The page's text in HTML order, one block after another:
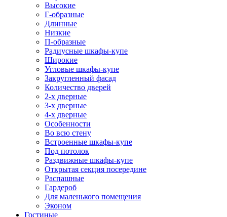
Высокие
Г-образные
Длинные
Низкие
П-образные
Радиусные шкафы-купе
Широкие
Угловые шкафы-купе
Закругленный фасад
Количество дверей
2-х дверные
3-х дверные
4-х дверные
Особенности
Во всю стену
Встроенные шкафы-купе
Под потолок
Раздвижные шкафы-купе
Открытая секция посередине
Распашные
Гардероб
Для маленького помещения
Эконом
Гостиные